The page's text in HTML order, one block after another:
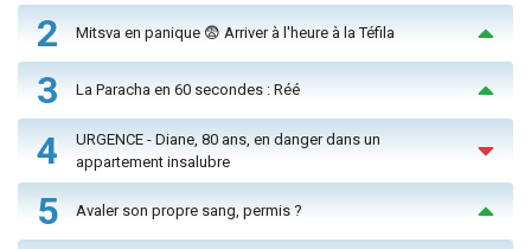
2 Mitsva en panique 😨 Arriver à l'heure à la Téfila
3 La Paracha en 60 secondes : Réé
4
URGENCE - Diane, 80 ans, en danger dans un
appartement insalubre
5 Avaler son propre sang, permis ?